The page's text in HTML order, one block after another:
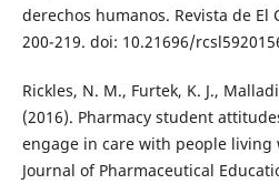
derechos humanos. Revista de El
200-219. doi: 10.21696/
Rickles, N. M., Furtek, K. J.,
(2016). Pharmacy student
engage in care with people living
Journal of Pharmaceutical